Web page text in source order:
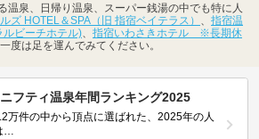
温泉、日帰り温泉、スーパー銭湯の中でも特に人
ズ HOTEL＆SPA（旧 指宿ベイテラス）
指宿温
ルビーチホテル)
指宿いわさきホテル ※長期休
度は足を運んでみてください。
フティ温泉年間ランキング2025
万件の中から頂点に選ばれた、2025年の人
…